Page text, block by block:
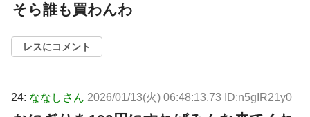
そら誰も買わんわ
レスにコメント
24: ななしさん 2026/01/13(火) 06:48:13.73 ID:n5gIR21y0